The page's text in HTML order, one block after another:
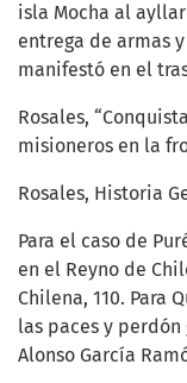
isla Mocha al
entrega de armas
manifestó en el
Rosales,
misioneros en la
Rosales, Historia
Para el caso de
en el Reyno de
Chilena, 110. Para
las paces y
Alonso García